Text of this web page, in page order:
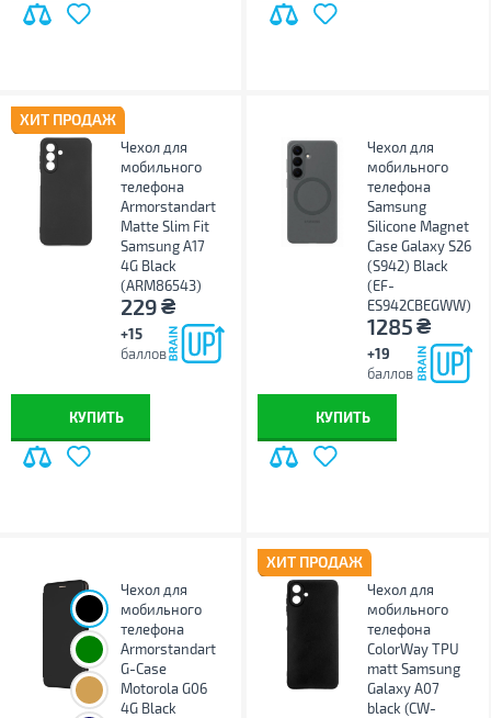
ХИТ ПРОДАЖ
Чехол для
мобильного
телефона
Armorstandart
Matte Slim Fit
Samsung A17
4G Black
(ARM86543)
229₴
+15
баллов
КУПИТЬ
Чехол для
мобильного
телефона
Samsung
Silicone Magnet
Case Galaxy S26
(S942) Black
(EF-
ES942CBEGWW)
1285₴
+19
баллов
КУПИТЬ
Чехол для
мобильного
телефона
Armorstandart
G-Case
Motorola G06
4G Black
ХИТ ПРОДАЖ
Чехол для
мобильного
телефона
ColorWay TPU
matt Samsung
Galaxy A07
black (CW-